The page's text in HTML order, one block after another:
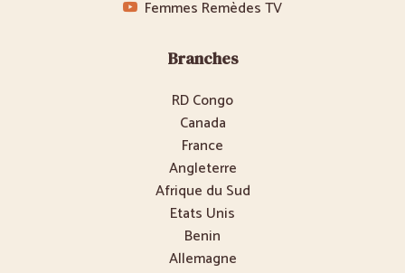
Femmes Remèdes TV
Branches
RD Congo
Canada
France
Angleterre
Afrique du Sud
Etats Unis
Benin
Allemagne